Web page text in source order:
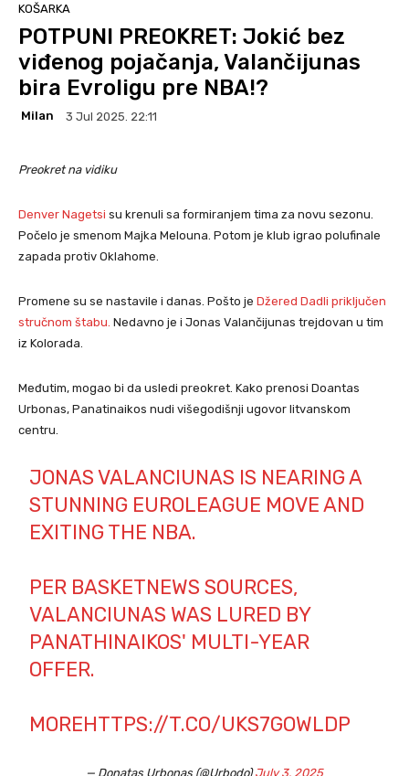
KOŠARKA
POTPUNI PREOKRET: Jokić bez
viđenog pojačanja, Valančijunas
bira Evroligu pre NBA!?
Milan 3 Jul 2025. 22:11
Preokret na vidiku
Denver Nagetsi su krenuli sa formiranjem tima za novu sezonu.
Počelo je smenom Majka Melouna. Potom je klub igrao polufinale
zapada protiv Oklahome.
Promene su se nastavile i danas. Pošto je Džered Dadli priključen
stručnom štabu. Nedavno je i Jonas Valančijunas trejdovan u tim
iz Kolorada.
Međutim, mogao bi da usledi preokret. Kako prenosi Doantas
Urbonas, Panatinaikos nudi višegodišnji ugovor litvanskom
centru.
JONAS VALANCIUNAS IS NEARING A
STUNNING EUROLEAGUE MOVE AND
EXITING THE NBA.
PER BASKETNEWS SOURCES,
VALANCIUNAS WAS LURED BY
PANATHINAIKOS' MULTI-YEAR
OFFER.
MOREHTTPS://T.CO/UKS7GOWLDP
— Donatas Urbonas (@Urbodo)July 3, 2025